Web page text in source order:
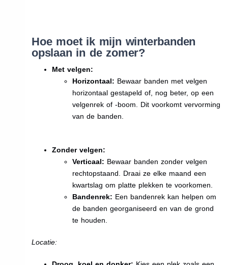
Hoe moet ik mijn winterbanden
opslaan in de zomer?
Met velgen:
Horizontaal: Bewaar banden met velgen
horizontaal gestapeld of, nog beter, op een
velgenrek of -boom. Dit voorkomt vervorming
van de banden.
Zonder velgen:
Verticaal: Bewaar banden zonder velgen
rechtopstaand. Draai ze elke maand een
kwartslag om platte plekken te voorkomen.
Bandenrek: Een bandenrek kan helpen om
de banden georganiseerd en van de grond
te houden.
Locatie: